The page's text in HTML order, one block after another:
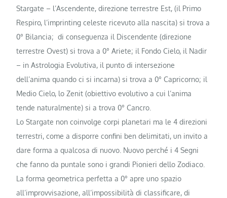
Stargate – l’Ascendente, direzione terrestre Est, (il Primo
Respiro, l’imprinting celeste ricevuto alla nascita) si trova a
0° Bilancia; di conseguenza il Discendente (direzione
terrestre Ovest) si trova a 0° Ariete; il Fondo Cielo, il Nadir
– in Astrologia Evolutiva, il punto di intersezione
dell’anima quando ci si incarna) si trova a 0° Capricorno; il
Medio Cielo, lo Zenit (obiettivo evolutivo a cui l’anima
tende naturalmente) si a trova 0° Cancro.
Lo Stargate non coinvolge corpi planetari ma le 4 direzioni
terrestri, come a disporre confini ben delimitati, un invito a
dare forma a qualcosa di nuovo. Nuovo perché i 4 Segni
che fanno da puntale sono i grandi Pionieri dello Zodiaco.
La forma geometrica perfetta a 0° apre uno spazio
all’improvvisazione, all’impossibilità di classificare, di